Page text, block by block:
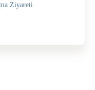
Ziyareti